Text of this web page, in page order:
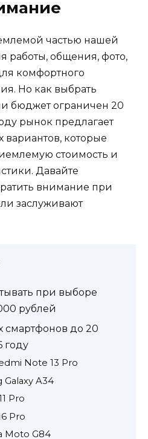
частью нашей
работы, общения, фото,
комфортного
Но как выбрать
бюджет ограничен 20
рынок предлагает
которые
стоимость и
Давайте
внимание при
заслуживают
при выборе
рублей
смартфонов до 20
году
Note 13 Pro
Galaxy A34
Pro
Pro
Moto G84